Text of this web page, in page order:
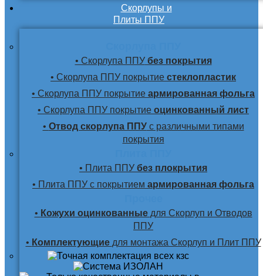
Скорлупы и
Плиты ППУ
• Скорлупа ППУбез покрытия
• Скорлупа ППУ покрытие стеклопластик
• Скорлупа ППУ покрытие армированная фольга
• Скорлупа ППУ покрытие оцинкованный лист
• Отвод скорлупа ППУс различными типами
покрытия
• Плита ППУ без плокрытия
• Плита ППУ с покрытием армированная фольга
• Кожухи оцинкованные для Скорлуп и Отводов
ППУ
• Комплектующие для монтажа Скорлуп и Плит ППУ